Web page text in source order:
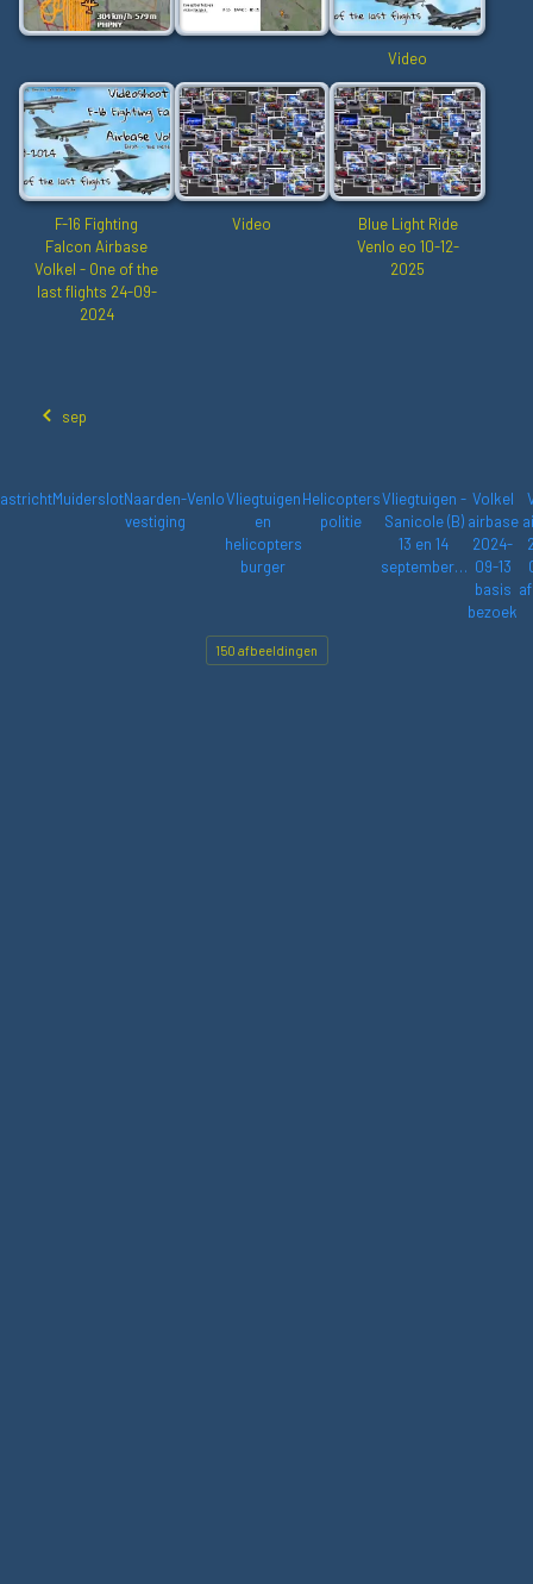
Video
F-16 Fighting
Falcon Airbase
Volkel - One of the
last flights 24-09-
2024
Video
Blue Light Ride
Venlo eo 10-12-
2025
sep
MuiderslotNaarden-
vestiging
VenloVliegtuigen
en
helicopters
burger
Helicopters
politie
Vliegtuigen -
Sanicole (B)
13 en 14
september…
Volkel
airbase
2024-
09-13
basis
bezoek
150 afbeeldingen